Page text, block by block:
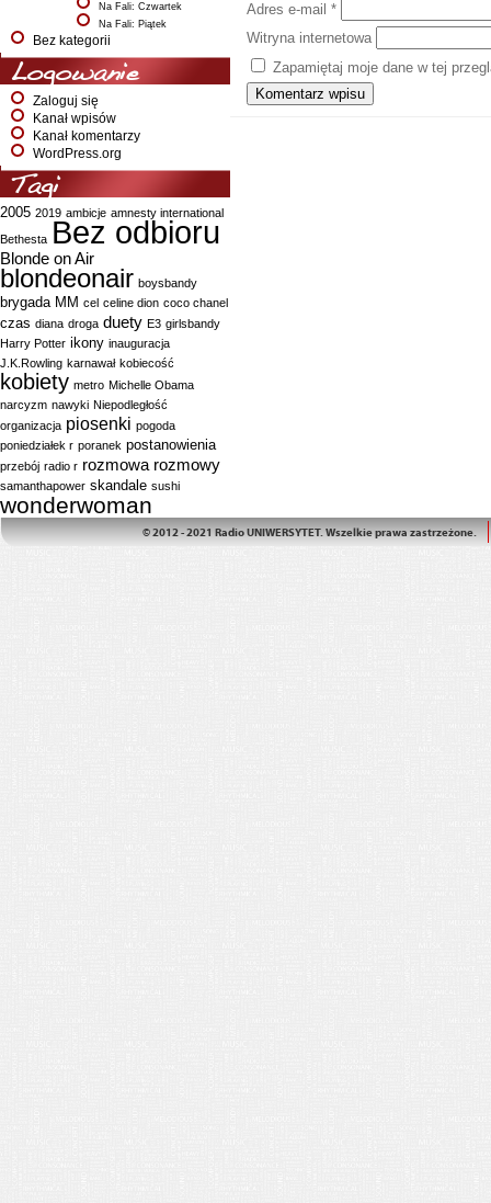
Na Fali: Czwartek
Na Fali: Piątek
Bez kategorii
Logowanie
Zaloguj się
Kanał wpisów
Kanał komentarzy
WordPress.org
Tagi
2005 2019 ambicje amnesty international
Bethesta Bez odbioru
Blonde on Air
blondeonair boysbandy
brygada MM cel celine dion coco chanel
czas diana droga duety E3 girlsbandy
Harry Potter ikony inauguracja
J.K.Rowling karnawał kobiecość
kobiety metro Michelle Obama
narcyzm nawyki Niepodległość
organizacja piosenki pogoda
poniedziałek r poranek postanowienia
przebój radio r rozmowa rozmowy
samanthapower skandale sushi
wonderwoman
Adres e-mail *
Witryna internetowa
Zapamiętaj moje dane w tej
© 2012 - 2021 Radio UNIWERSYTET. Wszelkie prawa zastrzeżone.